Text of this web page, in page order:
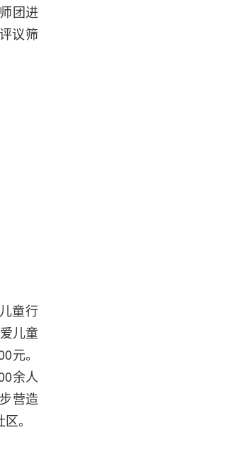
团进
议筛
童行
儿童
元。
余人
营造
。